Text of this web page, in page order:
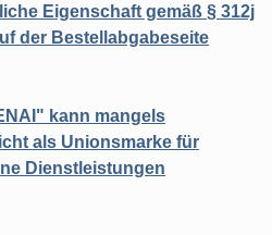
Eigenschaft gemäß § 312j
der Bestellabgabeseite
kann mangels
als Unionsmarke für
Dienstleistungen